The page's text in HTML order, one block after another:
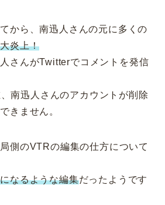
から、南迅人さんの元に多くの
炎上！
さんがTwitterでコメントを発信
南迅人さんのアカウントが削除
きません。
側のVTRの編集の仕方について
なるような編集だったようです